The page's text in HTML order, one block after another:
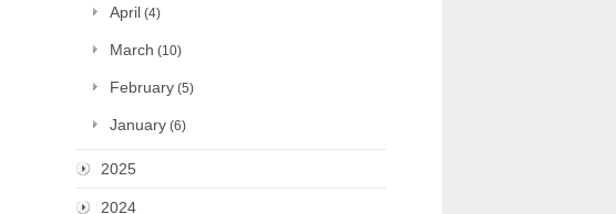
April (4)
March (10)
February (5)
January (6)
2025
2024